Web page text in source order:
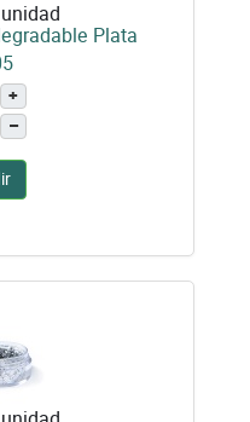
Plata
+
–